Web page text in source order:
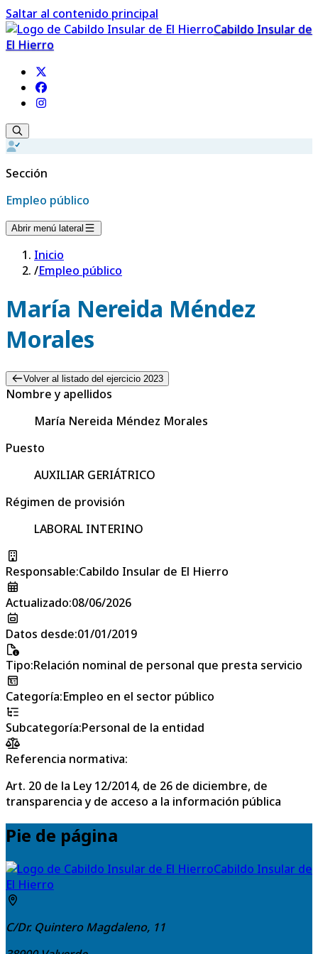
Saltar al contenido principal
Cabildo Insular de
El Hierro
Sección
Empleo público
Abrir menú lateral
Inicio
/Empleo público
María Nereida Méndez
Morales
Volver al listado del ejercicio 2023
Nombre y apellidos
María Nereida Méndez Morales
Puesto
AUXILIAR GERIÁTRICO
Régimen de provisión
LABORAL INTERINO
Responsable:Cabildo Insular de El Hierro
Actualizado:08/06/2026
Datos desde:01/01/2019
Tipo:Relación nominal de personal que presta servicio
Categoría:Empleo en el sector público
Subcategoría:Personal de la entidad
Referencia normativa:
Art. 20 de la Ley 12/2014, de 26 de diciembre, de
transparencia y de acceso a la información pública
Pie de página
Cabildo Insular de
El Hierro
C/Dr. Quintero Magdaleno, 11